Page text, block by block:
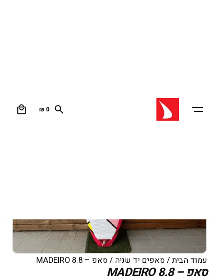
₪ 0
עמוד הבית/סאפים יד שניה / סאפ – MADEIRO 8.8
סאפ – MADEIRO 8.8